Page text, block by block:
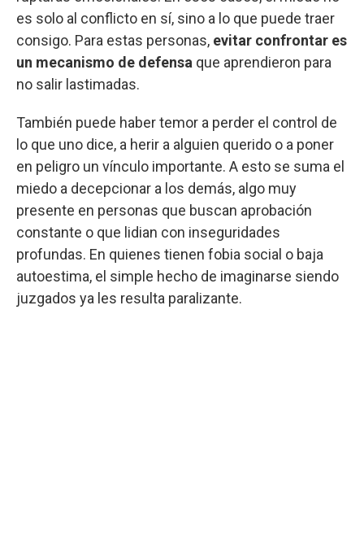
es solo al conflicto en sí, sino a lo que puede traer
consigo. Para estas personas, evitar confrontar es
un mecanismo de defensa que aprendieron para
no salir lastimadas.
También puede haber temor a perder el control de
lo que uno dice, a herir a alguien querido o a poner
en peligro un vínculo importante. A esto se suma el
miedo a decepcionar a los demás, algo muy
presente en personas que buscan aprobación
constante o que lidian con inseguridades
profundas. En quienes tienen fobia social o baja
autoestima, el simple hecho de imaginarse siendo
juzgados ya les resulta paralizante.